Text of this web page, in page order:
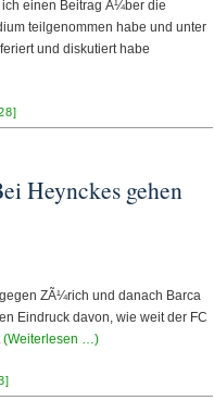
ich einen Beitrag Ã¼ber die
teilgenommen habe und unter
und diskutiert habe
Heynckes gehen
ZÃ¼rich und danach Barca
Eindruck davon, wie weit der FC
(Weiterlesen …)